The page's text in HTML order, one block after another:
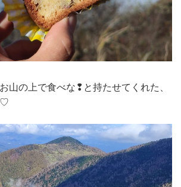
山の上で食べな❢と持たせてくれた、
♡